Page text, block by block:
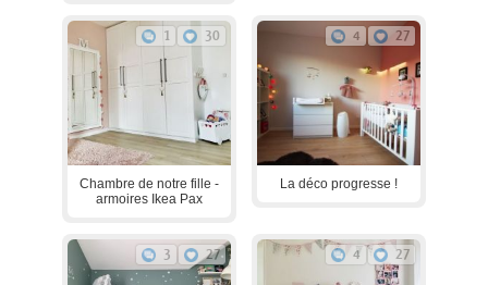
1 30
Chambre de notre fille -
armoires Ikea Pax
4 27
La déco progresse !
3 27 4 27